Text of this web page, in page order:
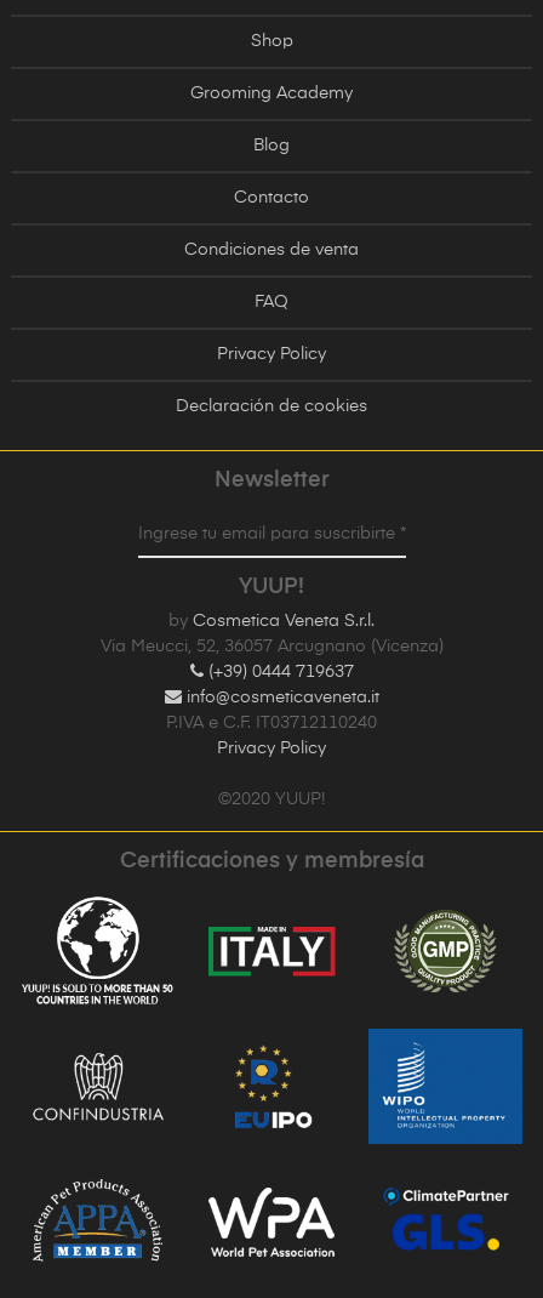
Shop
Grooming Academy
Blog
Contacto
Condiciones de venta
FAQ
Privacy Policy
Declaración de cookies
Newsletter
Ingrese tu email para suscribirte *
YUUP!
by Cosmetica Veneta S.r.l.
Via Meucci, 52, 36057 Arcugnano (Vicenza)
(+39) 0444 719637
info@cosmeticaveneta.it
P.IVA e C.F. IT03712110240
Privacy Policy
©2020 YUUP!
Certificaciones y membresía